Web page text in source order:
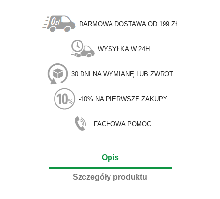
DARMOWA DOSTAWA OD 199 ZŁ
WYSYŁKA W 24H
30 DNI NA WYMIANĘ LUB ZWROT
-10% NA PIERWSZE ZAKUPY
FACHOWA POMOC
Opis
Szczegóły produktu